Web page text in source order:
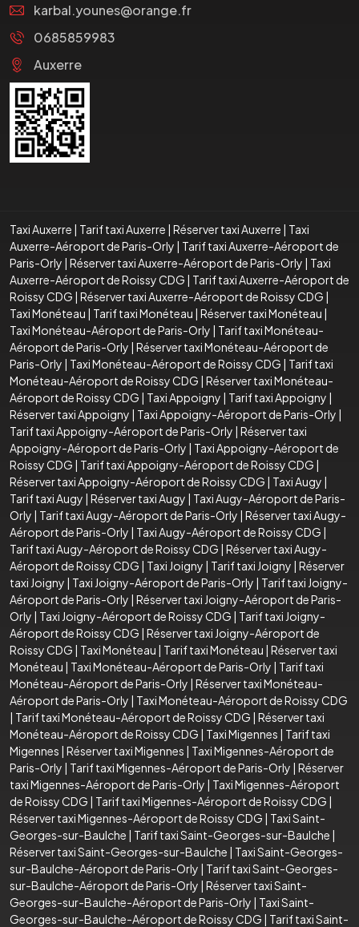
karbal.younes@orange.fr
0685859983
Auxerre
Taxi Auxerre | Tarif taxi Auxerre | Réserver taxi Auxerre | Taxi
Auxerre-Aéroport de Paris-Orly | Tarif taxi Auxerre-Aéroport de
Paris-Orly | Réserver taxi Auxerre-Aéroport de Paris-Orly | Taxi
Auxerre-Aéroport de Roissy CDG | Tarif taxi Auxerre-Aéroport de
Roissy CDG | Réserver taxi Auxerre-Aéroport de Roissy CDG |
Taxi Monéteau | Tarif taxi Monéteau | Réserver taxi Monéteau |
Taxi Monéteau-Aéroport de Paris-Orly | Tarif taxi Monéteau-
Aéroport de Paris-Orly | Réserver taxi Monéteau-Aéroport de
Paris-Orly | Taxi Monéteau-Aéroport de Roissy CDG | Tarif taxi
Monéteau-Aéroport de Roissy CDG | Réserver taxi Monéteau-
Aéroport de Roissy CDG | Taxi Appoigny | Tarif taxi Appoigny |
Réserver taxi Appoigny | Taxi Appoigny-Aéroport de Paris-Orly |
Tarif taxi Appoigny-Aéroport de Paris-Orly | Réserver taxi
Appoigny-Aéroport de Paris-Orly | Taxi Appoigny-Aéroport de
Roissy CDG | Tarif taxi Appoigny-Aéroport de Roissy CDG |
Réserver taxi Appoigny-Aéroport de Roissy CDG | Taxi Augy |
Tarif taxi Augy | Réserver taxi Augy | Taxi Augy-Aéroport de Paris-
Orly | Tarif taxi Augy-Aéroport de Paris-Orly | Réserver taxi Augy-
Aéroport de Paris-Orly | Taxi Augy-Aéroport de Roissy CDG |
Tarif taxi Augy-Aéroport de Roissy CDG | Réserver taxi Augy-
Aéroport de Roissy CDG | Taxi Joigny | Tarif taxi Joigny | Réserver
taxi Joigny | Taxi Joigny-Aéroport de Paris-Orly | Tarif taxi Joigny-
Aéroport de Paris-Orly | Réserver taxi Joigny-Aéroport de Paris-
Orly | Taxi Joigny-Aéroport de Roissy CDG | Tarif taxi Joigny-
Aéroport de Roissy CDG | Réserver taxi Joigny-Aéroport de
Roissy CDG | Taxi Monéteau | Tarif taxi Monéteau | Réserver taxi
Monéteau | Taxi Monéteau-Aéroport de Paris-Orly | Tarif taxi
Monéteau-Aéroport de Paris-Orly | Réserver taxi Monéteau-
Aéroport de Paris-Orly | Taxi Monéteau-Aéroport de Roissy CDG
| Tarif taxi Monéteau-Aéroport de Roissy CDG | Réserver taxi
Monéteau-Aéroport de Roissy CDG | Taxi Migennes | Tarif taxi
Migennes | Réserver taxi Migennes | Taxi Migennes-Aéroport de
Paris-Orly | Tarif taxi Migennes-Aéroport de Paris-Orly | Réserver
taxi Migennes-Aéroport de Paris-Orly | Taxi Migennes-Aéroport
de Roissy CDG | Tarif taxi Migennes-Aéroport de Roissy CDG |
Réserver taxi Migennes-Aéroport de Roissy CDG | Taxi Saint-
Georges-sur-Baulche | Tarif taxi Saint-Georges-sur-Baulche |
Réserver taxi Saint-Georges-sur-Baulche | Taxi Saint-Georges-
sur-Baulche-Aéroport de Paris-Orly | Tarif taxi Saint-Georges-
sur-Baulche-Aéroport de Paris-Orly | Réserver taxi Saint-
Georges-sur-Baulche-Aéroport de Paris-Orly | Taxi Saint-
Georges-sur-Baulche-Aéroport de Roissy CDG | Tarif taxi Saint-